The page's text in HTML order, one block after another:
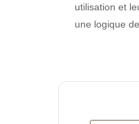
utilisation et
une logique